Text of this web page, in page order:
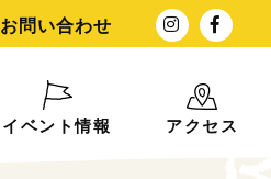
お問い合わせ
イベント情報 アクセス